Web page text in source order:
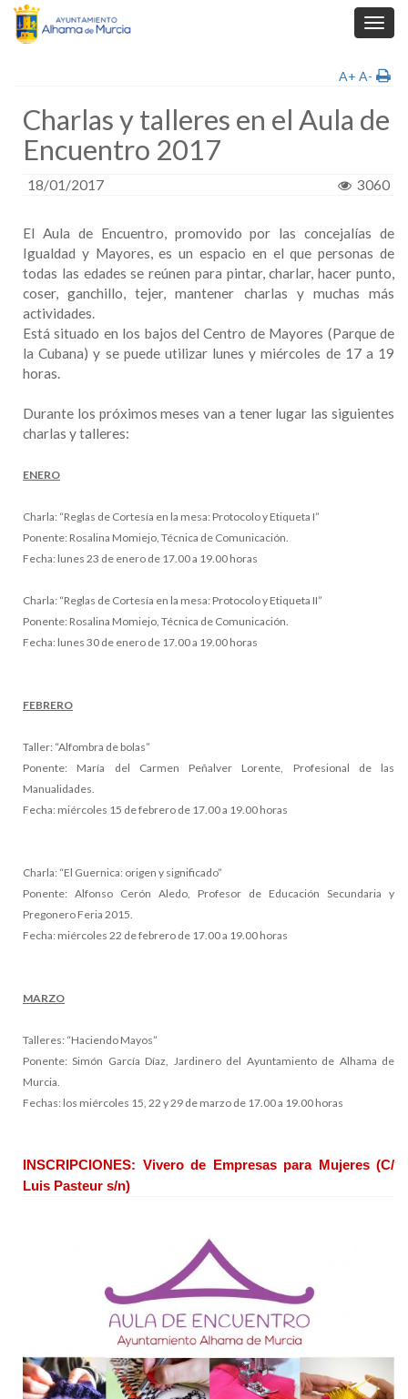
A+ A-
Charlas y talleres en el Aula de
Encuentro 2017
18/01/2017 3060
El Aula de Encuentro, promovido por las concejalías de
Igualdad y Mayores, es un espacio en el que personas de
todas las edades se reúnen para pintar, charlar, hacer punto,
coser, ganchillo, tejer, mantener charlas y muchas más
actividades.
Está situado en los bajos del Centro de Mayores (Parque de
la Cubana) y se puede utilizar lunes y miércoles de 17 a 19
horas.
Durante los próximos meses van a tener lugar las siguientes
charlas y talleres:
ENERO
Charla: “Reglas de Cortesía en la mesa: Protocolo y Etiqueta I”
Ponente: Rosalina Momiejo, Técnica de Comunicación.
Fecha: lunes 23 de enero de 17.00 a 19.00 horas
Charla: “Reglas de Cortesía en la mesa: Protocolo y Etiqueta II”
Ponente: Rosalina Momiejo, Técnica de Comunicación.
Fecha: lunes 30 de enero de 17.00 a 19.00 horas
FEBRERO
Taller: “Alfombra de bolas”
Ponente: María del Carmen Peñalver Lorente, Profesional de las
Manualidades.
Fecha: miércoles 15 de febrero de 17.00 a 19.00 horas
Charla: “El Guernica: origen y significado”
Ponente: Alfonso Cerón Aledo, Profesor de Educación Secundaria y
Pregonero Feria 2015.
Fecha: miércoles 22 de febrero de 17.00 a 19.00 horas
MARZO
Talleres: “Haciendo Mayos”
Ponente: Simón García Díaz, Jardinero del Ayuntamiento de Alhama de
Murcia.
Fechas: los miércoles 15, 22 y 29 de marzo de 17.00 a 19.00 horas
INSCRIPCIONES: Vivero de Empresas para Mujeres (C/
Luis Pasteur s/n)